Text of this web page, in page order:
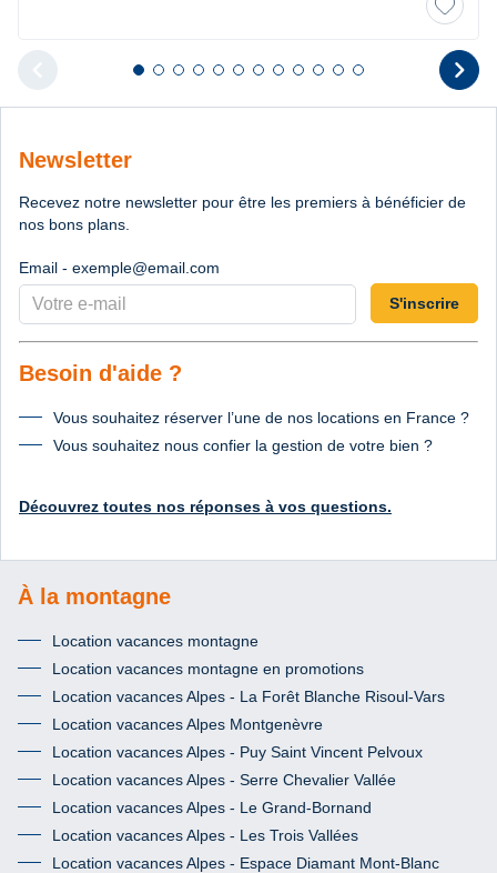
Diapositive chevron_right
Diapositive 1 sur 12
Diapositive 2 sur 12
Diapositive 3 sur 12
Diapositive 4 sur 12
Diapositive 5 sur 12
Diapositive 6 sur 12
Diapositive 7 sur 12
Diapositive 8 sur 12
Diapositive 9 sur 12
Diapositive 10 sur 12
Diapositive 11 sur 12
Diapositive 12 sur
Newsletter
Recevez notre newsletter pour être les premiers à bénéficier de
nos bons plans.
Email - exemple@email.com
S'inscrire
Besoin d'aide ?
Vous souhaitez réserver l’une de nos locations en France ?
Vous souhaitez nous confier la gestion de votre bien ?
Découvrez toutes nos réponses à vos questions.
À la montagne
Location vacances montagne
Location vacances montagne en promotions
Location vacances Alpes - La Forêt Blanche Risoul-Vars
Location vacances Alpes Montgenèvre
Location vacances Alpes - Puy Saint Vincent Pelvoux
Location vacances Alpes - Serre Chevalier Vallée
Location vacances Alpes - Le Grand-Bornand
Location vacances Alpes - Les Trois Vallées
Location vacances Alpes - Espace Diamant Mont-Blanc